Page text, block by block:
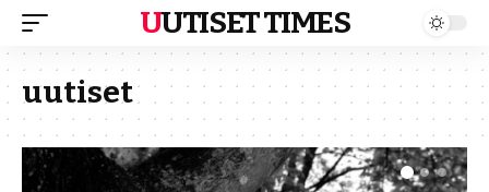
UUTISET TIMES
uutiset